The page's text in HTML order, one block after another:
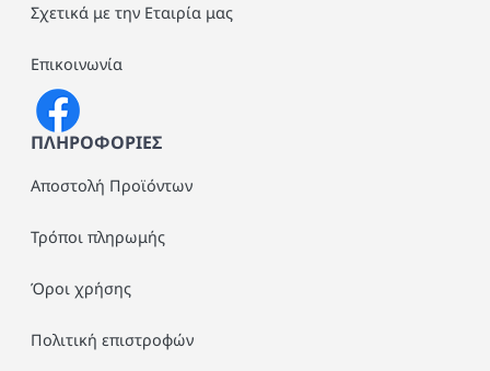
Σχετικά με την Εταιρία μας
Επικοινωνία
ΠΛΗΡΟΦΟΡΙΕΣ
Αποστολή Προϊόντων
Τρόποι πληρωμής
Όροι χρήσης
Πολιτική επιστροφών